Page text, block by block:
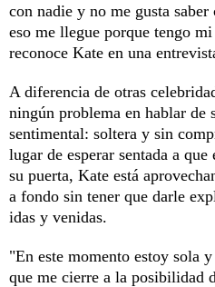
con nadie y no me gusta
eso me llegue porque tengo
reconoce Kate en una
A diferencia de otras
ningún problema en hablar de
sentimental: soltera y sin
lugar de esperar sentada a
su puerta, Kate está
a fondo sin tener que darle
idas y venidas.
"En este momento estoy sola
que me cierre a la posibilidad